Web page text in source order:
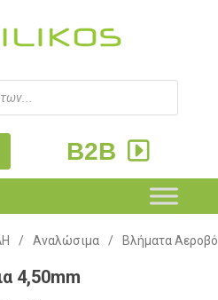
B2B
/ Αναλώσιμα / Βλήματα
4,50mm